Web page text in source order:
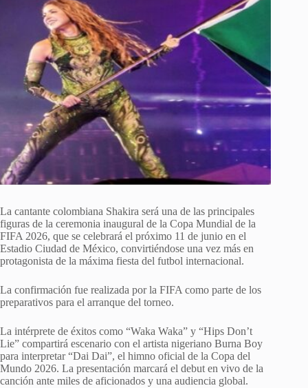
La cantante colombiana Shakira será una de las principales
figuras de la ceremonia inaugural de la Copa Mundial de la
FIFA 2026, que se celebrará el próximo 11 de junio en el
Estadio Ciudad de México, convirtiéndose una vez más en
protagonista de la máxima fiesta del futbol internacional.
La confirmación fue realizada por la FIFA como parte de los
preparativos para el arranque del torneo.
La intérprete de éxitos como “Waka Waka” y “Hips Don’t
Lie” compartirá escenario con el artista nigeriano Burna Boy
para interpretar “Dai Dai”, el himno oficial de la Copa del
Mundo 2026. La presentación marcará el debut en vivo de la
canción ante miles de aficionados y una audiencia global.